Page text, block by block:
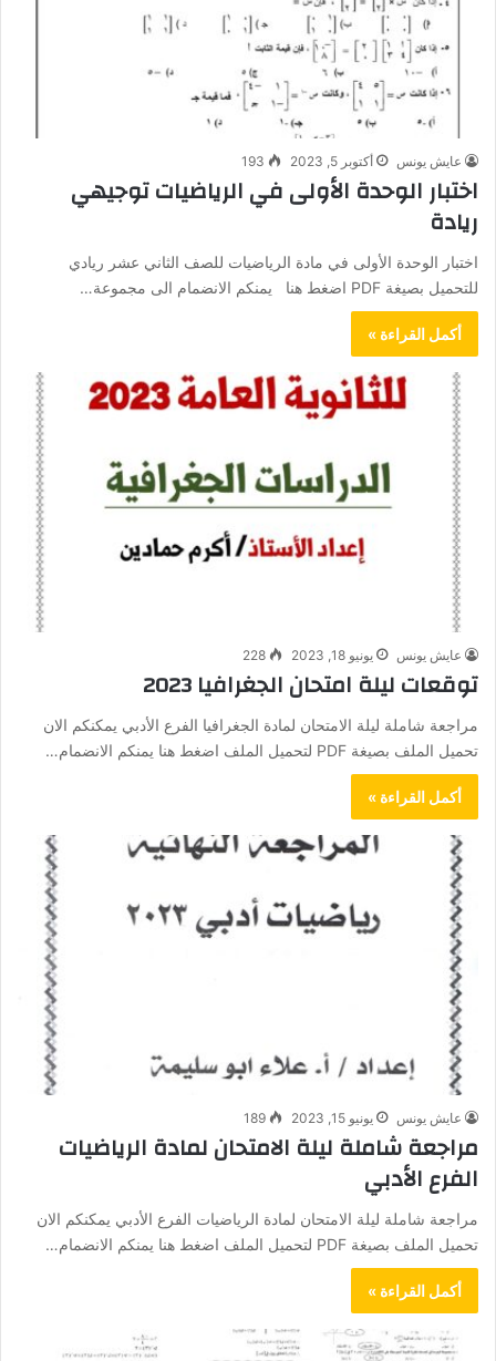
عايش يونس أكتوبر 5, 2023 193
اختبار الوحدة الأولى في الرياضيات توجيهي
ريادة
اختبار الوحدة الأولى في مادة الرياضيات للصف الثاني عشر ريادي
للتحميل بصيغة PDF اضغط هنا يمنكم الانضمام الى مجموعة…
أكمل القراءة »
عايش يونس يونيو 18, 2023 228
توقعات ليلة امتحان الجغرافيا 2023
مراجعة شاملة ليلة الامتحان لمادة الجغرافيا الفرع الأدبي يمكنكم الان
تحميل الملف بصيغة PDF لتحميل الملف اضغط هنا يمنكم الانضمام…
أكمل القراءة »
عايش يونس يونيو 15, 2023 189
مراجعة شاملة ليلة الامتحان لمادة الرياضيات
الفرع الأدبي
مراجعة شاملة ليلة الامتحان لمادة الرياضيات الفرع الأدبي يمكنكم الان
تحميل الملف بصيغة PDF لتحميل الملف اضغط هنا يمنكم الانضمام…
أكمل القراءة »